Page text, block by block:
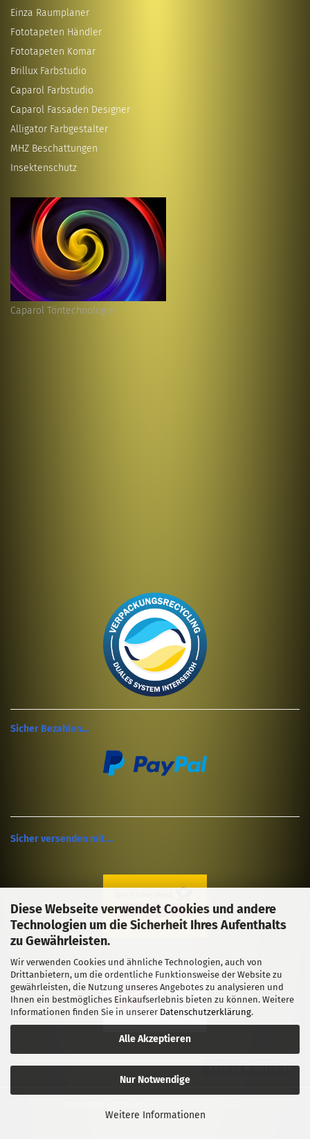
Diese Webseite verwendet Cookies und andere
Technologien um die Sicherheit Ihres Aufenthalts
zu Gewährleisten.
Wir verwenden Cookies und ähnliche Technologien, auch von
Drittanbietern, um die ordentliche Funktionsweise der Website zu
gewährleisten, die Nutzung unseres Angebotes zu analysieren und
Ihnen ein bestmögliches Einkaufserlebnis bieten zu können. Weitere
Informationen finden Sie in unserer Datenschutzerklärung.
Alle Akzeptieren
Nur Notwendige
Weitere Informationen
Einza Raumplaner
Fototapeten Händler
Fototapeten Komar
Brillux Farbstudio
Caparol Farbstudio
Caparol Fassaden Designer
Alligator Farbgestalter
MHZ Beschattungen
Insektenschutz
Caparol Töntechnologie
Sicher Bezahlen....
Sicher versenden mit....
Vertrag widerrufen